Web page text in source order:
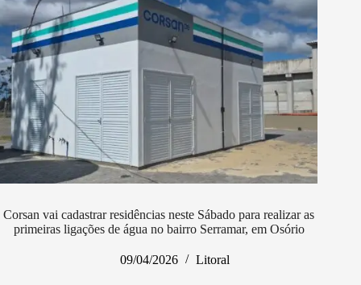
Corsan vai cadastrar residências neste Sábado para realizar as
primeiras ligações de água no bairro Serramar, em Osório
09/04/2026 Litoral